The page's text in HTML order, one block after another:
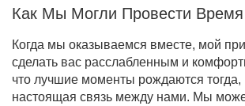
Как Мы Могли Провести
Когда мы оказываемся вместе, мой
сделать вас расслабленным и
что лучшие моменты рождаются тогда,
настоящая связь между нами. Мы